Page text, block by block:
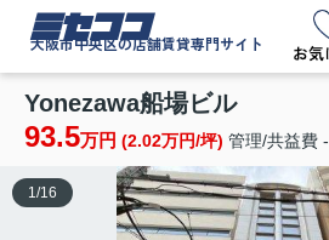
ミセココ
大阪市中央区の店舗賃貸専門サイト
Yonezawa船場ビル
93.5万円 (2.02万円/坪) 管理/共益費 -
1 /16